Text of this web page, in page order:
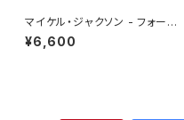
マイケル・ジャクソン - フォーエ
ヴァー・マイケル[クリア・レッド]
(LP重量盤)
¥6,600